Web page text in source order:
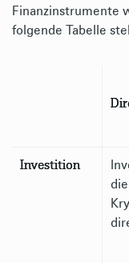
Finanzinstrumente
folgende Tabelle
Investition
die